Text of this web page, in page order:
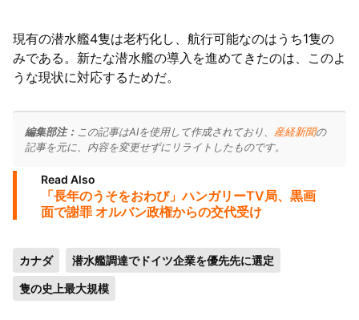
現有の潜水艦4隻は老朽化し、航行可能なのはうち1隻の
みである。新たな潜水艦の導入を進めてきたのは、このよ
うな現状に対応するためだ。
編集部注： この記事はAIを使用して作成されており、 産経新聞の
記事を元に、内容を変更せずにリライトしたものです。
Read Also
「長年のうそをおわび」ハンガリーTV局、黒画
面で謝罪 オルバン政権からの交代受け
カナダ 潜水艦調達でドイツ企業を優先先に選定
隻の史上最大規模